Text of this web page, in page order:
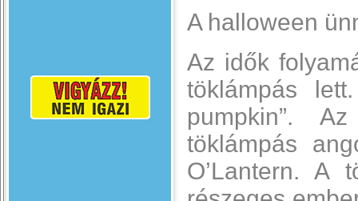
A halloween
Az idők
töklámpás
pumpkin”.
töklámpás
O’Lantern. A